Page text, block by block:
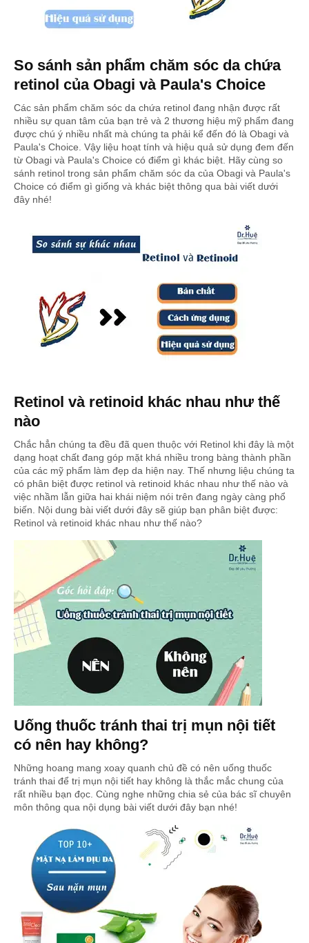
So sánh sản phẩm chăm sóc da chứa
retinol của Obagi và Paula's Choice
Các sản phẩm chăm sóc da chứa retinol đang nhận được rất
nhiều sự quan tâm của bạn trẻ và 2 thương hiệu mỹ phẩm đang
được chú ý nhiều nhất mà chúng ta phải kể đến đó là Obagi và
Paula's Choice. Vậy liệu hoạt tính và hiệu quả sử dụng đem đến
từ Obagi và Paula's Choice có điểm gì khác biệt. Hãy cùng so
sánh retinol trong sản phẩm chăm sóc da của Obagi và Paula's
Choice có điểm gì giống và khác biệt thông qua bài viết dưới
đây nhé!
Retinol và retinoid khác nhau như thế
nào
Chắc hẳn chúng ta đều đã quen thuộc với Retinol khi đây là một
dạng hoạt chất đang góp mặt khá nhiều trong bàng thành phần
của các mỹ phẩm làm đẹp da hiện nay. Thế nhưng liệu chúng ta
có phân biệt được retinol và retinoid khác nhau như thế nào và
việc nhầm lẫn giữa hai khái niệm nói trên đang ngày càng phổ
biến. Nội dung bài viết dưới đây sẽ giúp bạn phân biệt được:
Retinol và retinoid khác nhau như thế nào?
Uống thuốc tránh thai trị mụn nội tiết
có nên hay không?
Những hoang mang xoay quanh chủ đề có nên uống thuốc
tránh thai để trị mụn nội tiết hay không là thắc mắc chung của
rất nhiều bạn đọc. Cùng nghe những chia sẻ của bác sĩ chuyên
môn thông qua nội dụng bài viết dưới đây bạn nhé!